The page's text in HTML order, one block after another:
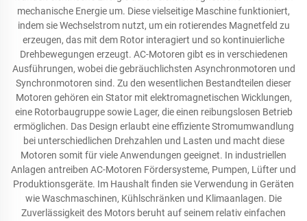
mechanische Energie um. Diese vielseitige Maschine funktioniert,
indem sie Wechselstrom nutzt, um ein rotierendes Magnetfeld zu
erzeugen, das mit dem Rotor interagiert und so kontinuierliche
Drehbewegungen erzeugt. AC-Motoren gibt es in verschiedenen
Ausführungen, wobei die gebräuchlichsten Asynchronmotoren und
Synchronmotoren sind. Zu den wesentlichen Bestandteilen dieser
Motoren gehören ein Stator mit elektromagnetischen Wicklungen,
eine Rotorbaugruppe sowie Lager, die einen reibungslosen Betrieb
ermöglichen. Das Design erlaubt eine effiziente Stromumwandlung
bei unterschiedlichen Drehzahlen und Lasten und macht diese
Motoren somit für viele Anwendungen geeignet. In industriellen
Anlagen antreiben AC-Motoren Fördersysteme, Pumpen, Lüfter und
Produktionsgeräte. Im Haushalt finden sie Verwendung in Geräten
wie Waschmaschinen, Kühlschränken und Klimaanlagen. Die
Zuverlässigkeit des Motors beruht auf seinem relativ einfachen